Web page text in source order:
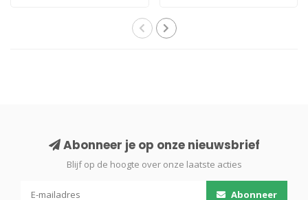
Abonneer je op onze nieuwsbrief
Blijf op de hoogte over onze laatste acties
Abonneer